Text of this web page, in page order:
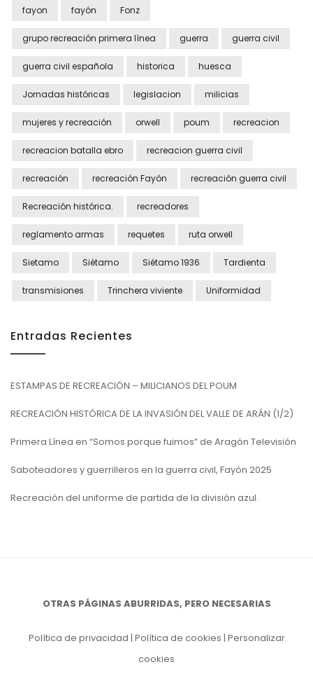
fayon fayón Fonz
grupo recreación primera línea guerra guerra civil
guerra civil española historica huesca
Jornadas históricas legislacion milicias
mujeres y recreación orwell poum recreacion
recreacion batalla ebro recreacion guerra civil
recreación recreación Fayón recreación guerra civil
Recreación histórica. recreadores
reglamento armas requetes ruta orwell
Sietamo Siétamo Siétamo 1936 Tardienta
transmisiones Trinchera viviente Uniformidad
Entradas Recientes
ESTAMPAS DE RECREACIÓN – MILICIANOS DEL POUM
RECREACIÓN HISTÓRICA DE LA INVASIÓN DEL VALLE DE ARÁN (1/2)
Primera Línea en “Somos porque fuimos” de Aragón Televisión
Saboteadores y guerrilleros en la guerra civil, Fayón 2025
Recreación del uniforme de partida de la división azul.
OTRAS PÁGINAS ABURRIDAS, PERO NECESARIAS
Política de privacidad | Política de cookies | Personalizar
cookies